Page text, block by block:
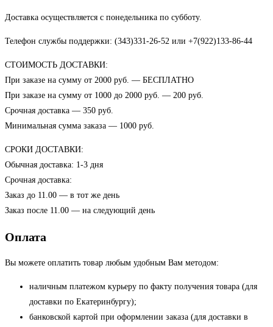
Доставка осуществляется с понедельника по субботу.
Телефон службы поддержки: (343)331-26-52 или +7(922)133-86-44
СТОИМОСТЬ ДОСТАВКИ:
При заказе на сумму от 2000 руб. — БЕСПЛАТНО
При заказе на сумму от 1000 до 2000 руб. — 200 руб.
Срочная доставка — 350 руб.
Минимальная сумма заказа — 1000 руб.
СРОКИ ДОСТАВКИ:
Обычная доставка: 1-3 дня
Срочная доставка:
Заказ до 11.00 — в тот же день
Заказ после 11.00 — на следующий день
Оплата
Вы можете оплатить товар любым удобным Вам методом:
наличным платежом курьеру по факту получения товара (для
доставки по Екатеринбургу);
банковской картой при оформлении заказа (для доставки в